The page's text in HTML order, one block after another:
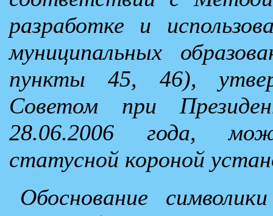
разработке и
муниципальных
пункты 45, 46),
Советом при
28.06.2006 года,
статусной короной
Обоснование